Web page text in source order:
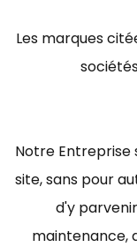
Les marques
Notre
site, sans pour
d'y
maintenance,